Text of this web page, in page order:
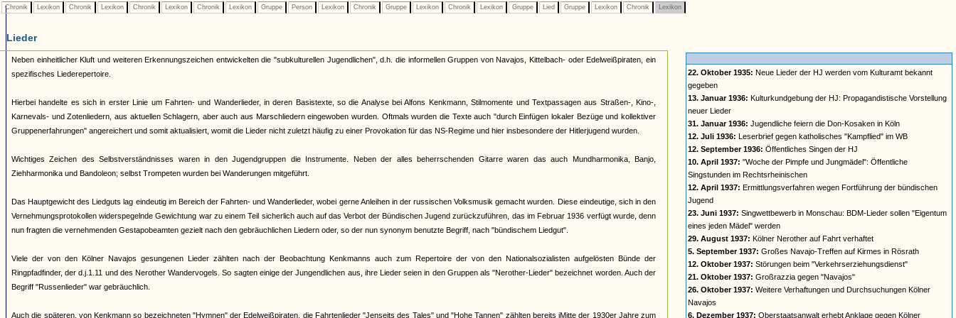
Chronik Lexikon Chronik Lexikon Chronik Lexikon Chronik Lexikon Gruppe Person Lexikon Chronik Gruppe Lexikon Chronik Lexikon Gruppe Lied Gruppe Lexikon Chronik Lexikon
Lieder
Neben einheitlicher Kluft und weiteren Erkennungszeichen entwickelten die "subkulturellen Jugendlichen", d.h. die informellen Gruppen von Navajos, Kittelbach- oder Edelweißpiraten, ein
spezifisches Liederepertoire.
Hierbei handelte es sich in erster Linie um Fahrten- und Wanderlieder, in deren Basistexte, so die Analyse bei Alfons Kenkmann, Stilmomente und Textpassagen aus Straßen-, Kino-,
Karnevals- und Zotenliedern, aus aktuellen Schlagern, aber auch aus Marschliedern eingewoben wurden. Oftmals wurden die Texte auch "durch Einfügen lokaler Bezüge und kollektiver
Gruppenerfahrungen" angereichert und somit aktualisiert, womit die Lieder nicht zuletzt häufig zu einer Provokation für das NS-Regime und hier insbesondere der Hitlerjugend wurden.
Wichtiges Zeichen des Selbstverständnisses waren in den Jugendgruppen die Instrumente. Neben der alles beherrschenden Gitarre waren das auch Mundharmonika, Banjo,
Ziehharmonika und Bandoleon; selbst Trompeten wurden bei Wanderungen mitgeführt.
Das Hauptgewicht des Liedguts lag eindeutig im Bereich der Fahrten- und Wanderlieder, wobei gerne Anleihen in der russischen Volksmusik gemacht wurden. Diese eindeutige, sich in den
Vernehmungsprotokollen widerspegelnde Gewichtung war zu einem Teil sicherlich auch auf das Verbot der Bündischen Jugend zurückzuführen, das im Februar 1936 verfügt wurde, denn
nun fragten die vernehmenden Gestapobeamten gezielt nach den gebräuchlichen Liedern oder, so der nun synonym benutzte Begriff, nach "bündischem Liedgut".
Viele der von den Kölner Navajos gesungenen Lieder zählten nach der Beobachtung Kenkmanns auch zum Repertoire der von den Nationalsozialisten aufgelösten Bünde der
Ringpfadfinder, der d.j.1.11 und des Nerother Wandervogels. So sagten einige der Jungendlichen aus, ihre Lieder seien in den Gruppen als "Nerother-Lieder" bezeichnet worden. Auch der
Begriff "Russenlieder" war gebräuchlich.
Auch die späteren, von Kenkmann so bezeichneten "Hymnen" der Edelweißpiraten, die Fahrtenlieder "Jenseits des Tales" und "Hohe Tannen" zählten bereits iMitte der 1930er Jahre zum
22. Oktober 1935: Neue Lieder der HJ werden vom Kulturamt bekannt
gegeben
13. Januar 1936: Kulturkundgebung der HJ: Propagandistische Vorstellung
neuer Lieder
31. Januar 1936: Jugendliche feiern die Don-Kosaken in Köln
12. Juli 1936: Leserbrief gegen katholisches "Kampflied" im WB
12. September 1936: Öffentliches Singen der HJ
10. April 1937: "Woche der Pimpfe und Jungmädel": Öffentliche
Singstunden im Rechtsrheinischen
12. April 1937: Ermittlungsverfahren wegen Fortführung der bündischen
Jugend
23. Juni 1937: Singwettbewerb in Monschau: BDM-Lieder sollen "Eigentum
eines jeden Mädel" werden
29. August 1937: Kölner Nerother auf Fahrt verhaftet
5. September 1937: Großes Navajo-Treffen auf Kirmes in Rösrath
12. Oktober 1937: Störungen beim "Verkehrserziehungsdienst"
21. Oktober 1937: Großrazzia gegen "Navajos"
26. Oktober 1937: Weitere Verhaftungen und Durchsuchungen Kölner
Navajos
6. Dezember 1937: Oberstaatsanwalt erhebt Anklage gegen Kölner